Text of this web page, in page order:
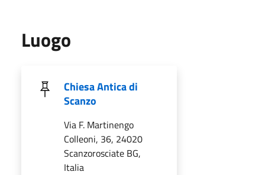
Luogo
Chiesa Antica di
Scanzo
Via F. Martinengo
Colleoni, 36, 24020
Scanzorosciate BG,
Italia